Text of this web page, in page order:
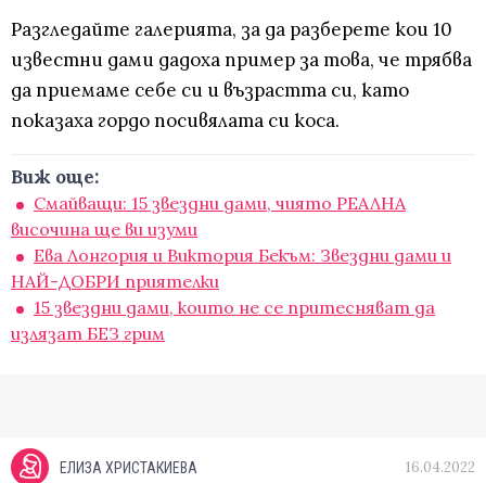
Разгледайте галерията, за да разберете кои 10
известни дами дадоха пример за това, че трябва
да приемаме себе си и възрастта си, като
показаха гордо посивялата си коса.
Виж още:
Смайващи: 15 звездни дами, чиято РЕАЛНА
височина ще ви изуми
Ева Лонгория и Виктория Бекъм: Звездни дами и
НАЙ-ДОБРИ приятелки
15 звездни дами, които не се притесняват да
излязат БЕЗ грим
ЕЛИЗА ХРИСТАКИЕВА 16.04.2022